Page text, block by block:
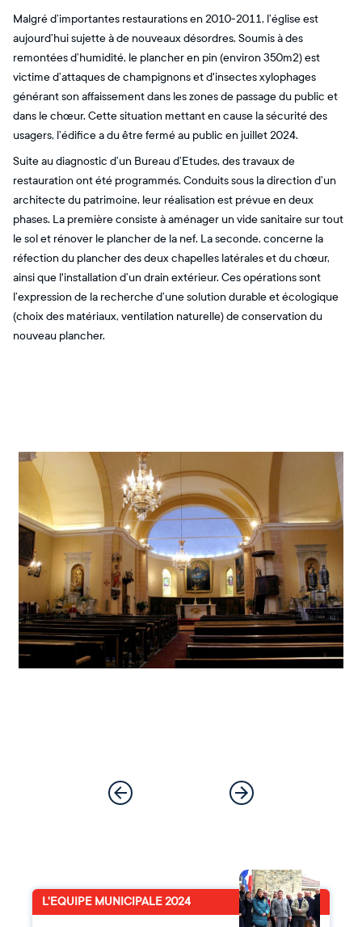
Malgré d’importantes restaurations en 2010-2011, l’église est
aujourd’hui sujette à de nouveaux désordres. Soumis à des
remontées d’humidité, le plancher en pin (environ 350m2) est
victime d’attaques de champignons et d'insectes xylophages
générant son affaissement dans les zones de passage du public et
dans le chœur. Cette situation mettant en cause la sécurité des
usagers, l’édifice a du être fermé au public en juillet 2024.
Suite au diagnostic d’un Bureau d’Etudes, des travaux de
restauration ont été programmés. Conduits sous la direction d’un
architecte du patrimoine, leur réalisation est prévue en deux
phases. La première consiste à aménager un vide sanitaire sur tout
le sol et rénover le plancher de la nef. La seconde, concerne la
réfection du plancher des deux chapelles latérales et du chœur,
ainsi que l'installation d’un drain extérieur. Ces opérations sont
l’expression de la recherche d’une solution durable et écologique
(choix des matériaux, ventilation naturelle) de conservation du
nouveau plancher.
L'EQUIPE MUNICIPALE 2024